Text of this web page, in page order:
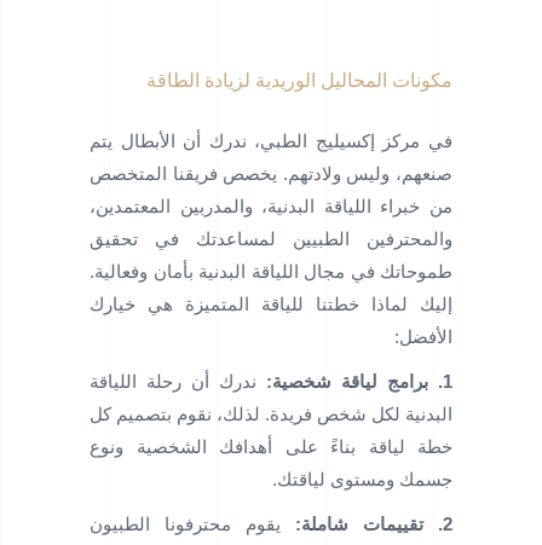
مكونات المحاليل الوريدية لزيادة الطاقة
في مركز إكسيليج الطبي، ندرك أن الأبطال يتم
صنعهم، وليس ولادتهم. يخصص فريقنا المتخصص
من خبراء اللياقة البدنية، والمدربين المعتمدين،
والمحترفين الطبيين لمساعدتك في تحقيق
طموحاتك في مجال اللياقة البدنية بأمان وفعالية.
إليك لماذا خطتنا للياقة المتميزة هي خيارك
الأفضل:
1. برامج لياقة شخصية:
ندرك أن رحلة اللياقة
البدنية لكل شخص فريدة. لذلك، نقوم بتصميم كل
خطة لياقة بناءً على أهدافك الشخصية ونوع
جسمك ومستوى لياقتك.
2. تقييمات شاملة:
يقوم محترفونا الطبيون